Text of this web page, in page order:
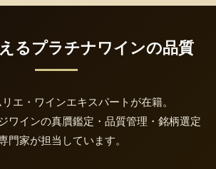
るプラチナワインの品質
エ・ワインエキスパートが在籍。
ワインの真贋鑑定・品質管理・銘柄選定
門家が担当しています。